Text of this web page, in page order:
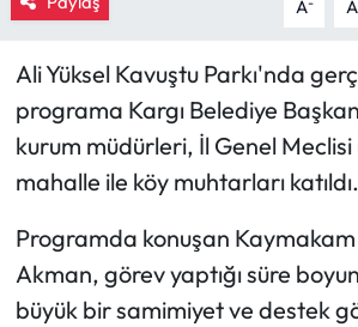
A A
Ali Yüksel Kavuştu Parkı'nda
programa Kargı Belediye
kurum müdürleri, İl Genel Meclisi
mahalle ile köy muhtarları katıldı.
Programda konuşan
Akman, görev yaptığı süre
büyük bir samimiyet ve destek
Kültür Sanat
Laçin Haberleri
Magazin
Mecitözü Haberleri